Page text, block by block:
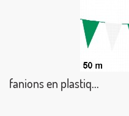
fanions en plastiq...